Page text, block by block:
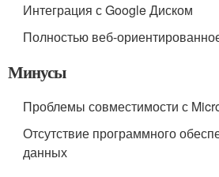
Интеграция с Google Диском
Полностью веб-
Минусы
Проблемы совместимости с
Отсутствие программного
данных